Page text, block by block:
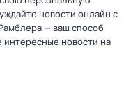
новости онлайн с
— ваш способ
интересные новости на